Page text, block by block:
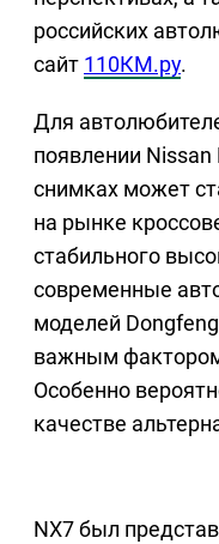
российских
сайт 110КМ.ру.
Для
появлении
снимках может
на рынке
стабильного
современные
моделей
важным
Особенно
качестве
NX7 был